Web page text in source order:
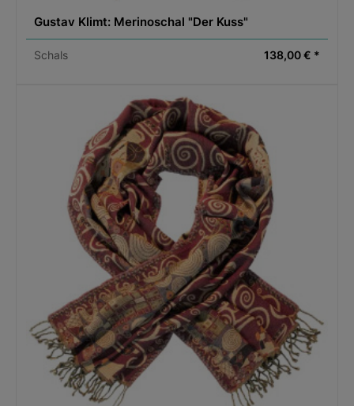
Gustav Klimt: Merinoschal "Der Kuss"
Schals 138,00 € *